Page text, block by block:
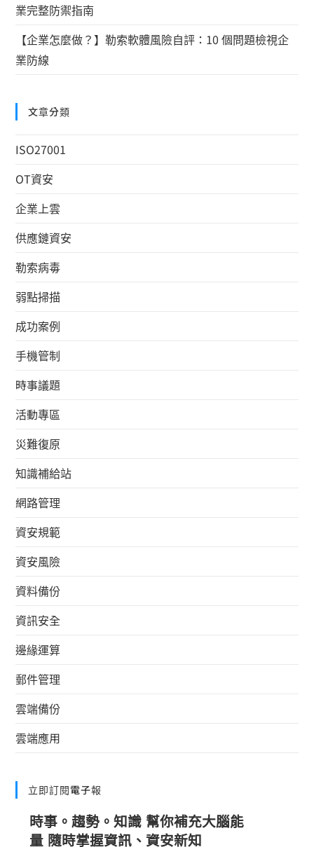
業完整防禦指南
【企業怎麼做？】勒索軟體風險自評：10 個問題檢視企
業防線
文章分類
ISO27001
OT資安
企業上雲
供應鏈資安
勒索病毒
弱點掃描
成功案例
手機管制
時事議題
活動專區
災難復原
知識補給站
網路管理
資安規範
資安風險
資料備份
資訊安全
邊緣運算
郵件管理
雲端備份
雲端應用
立即訂閱電子報
時事。趨勢。知識 幫你補充大腦能
量 隨時掌握資訊、資安新知